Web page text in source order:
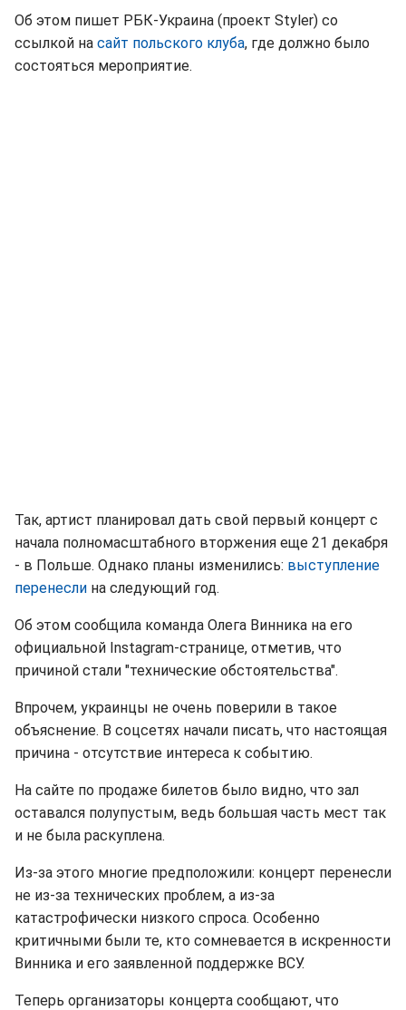
Об этом пишет РБК-Украина (проект Styler) со
ссылкой на сайт польского клуба, где должно было
состояться мероприятие.
Так, артист планировал дать свой первый концерт с
начала полномасштабного вторжения еще 21 декабря
- в Польше. Однако планы изменились: выступление
перенесли на следующий год.
Об этом сообщила команда Олега Винника на его
официальной Instagram-странице, отметив, что
причиной стали "технические обстоятельства".
Впрочем, украинцы не очень поверили в такое
объяснение. В соцсетях начали писать, что настоящая
причина - отсутствие интереса к событию.
На сайте по продаже билетов было видно, что зал
оставался полупустым, ведь большая часть мест так
и не была раскуплена.
Из-за этого многие предположили: концерт перенесли
не из-за технических проблем, а из-за
катастрофически низкого спроса. Особенно
критичными были те, кто сомневается в искренности
Винника и его заявленной поддержке ВСУ.
Теперь организаторы концерта сообщают, что